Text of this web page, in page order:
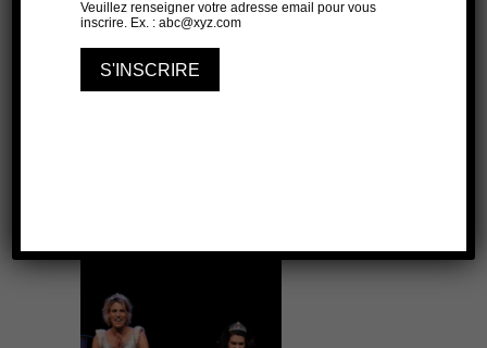
ARTICLE PRÉCÉDENT
ARTICLE SUIVANT